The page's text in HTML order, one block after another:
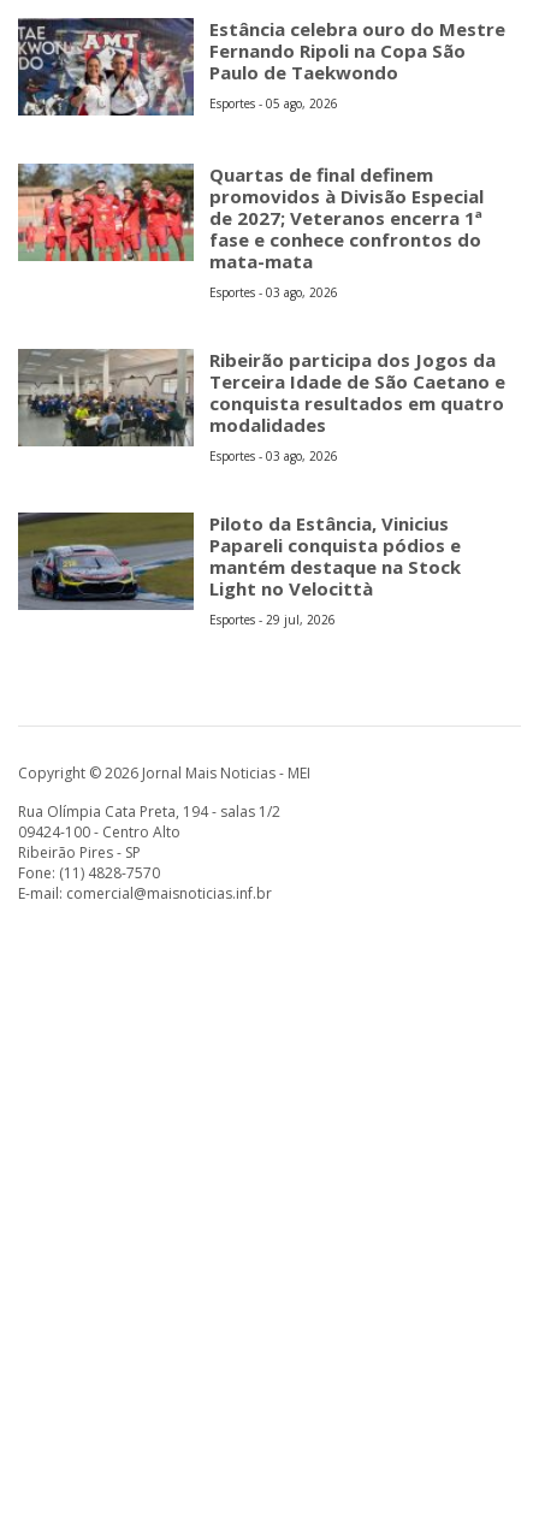
Estância celebra ouro do Mestre
Fernando Ripoli na Copa São
Paulo de Taekwondo
Esportes - 05 ago, 2026
Quartas de final definem
promovidos à Divisão Especial
de 2027; Veteranos encerra 1ª
fase e conhece confrontos do
mata-mata
Esportes - 03 ago, 2026
Ribeirão participa dos Jogos da
Terceira Idade de São Caetano e
conquista resultados em quatro
modalidades
Esportes - 03 ago, 2026
Piloto da Estância, Vinicius
Papareli conquista pódios e
mantém destaque na Stock
Light no Velocittà
Esportes - 29 jul, 2026
Copyright © 2026 Jornal Mais Noticias - MEI
Rua Olímpia Cata Preta, 194 - salas 1/2
09424-100 - Centro Alto
Ribeirão Pires - SP
Fone: (11) 4828-7570
E-mail: comercial@maisnoticias.inf.br